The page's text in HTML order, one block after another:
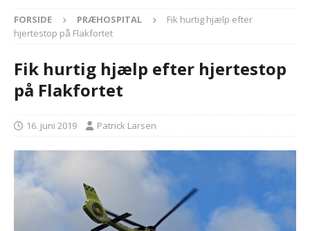
FORSIDE PRÆHOSPITAL
Fik hurtig hjælp efter
hjertestop på Flakfortet
Fik hurtig hjælp efter hjertestop
på Flakfortet
16. juni 2019 Patrick Larsen